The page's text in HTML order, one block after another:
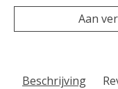
Aan
Beschrijving